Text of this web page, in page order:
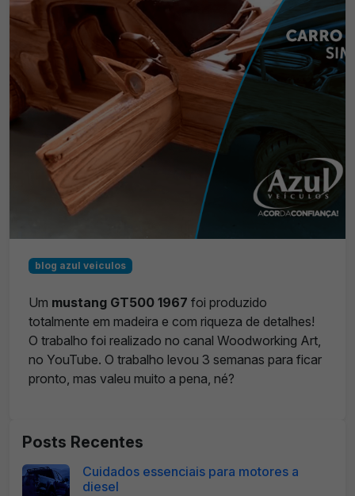
blog azul veiculos
Um mustang GT500 1967 foi produzido
totalmente em madeira e com riqueza de detalhes!
O trabalho foi realizado no canal Woodworking Art,
no YouTube. O trabalho levou 3 semanas para ficar
pronto, mas valeu muito a pena, né?
Posts Recentes
Cuidados essenciais para motores a
diesel